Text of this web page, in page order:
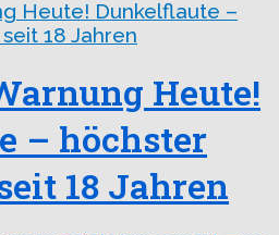
Heute!
– höchster
18 Jahren